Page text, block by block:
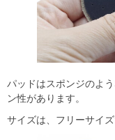
パッドはスポンジのよ
ン性があります。
サイズは、フリーサイズ